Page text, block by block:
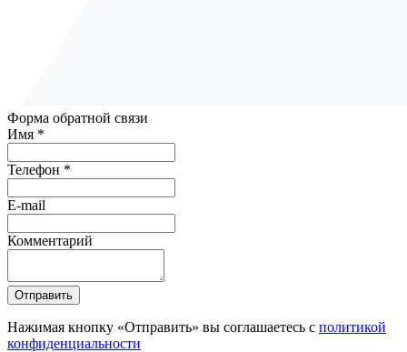
Форма обратной связи
Имя *
Телефон *
E-mail
Комментарий
Отправить
Нажимая кнопку «Отправить» вы соглашаетесь с политикой
конфиденциальности